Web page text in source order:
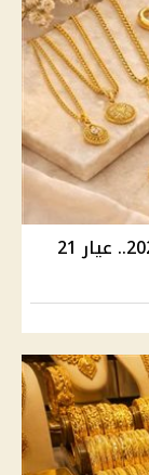
أسعار الذهب اليوم الخميس 30 يوليو 2026.. عيار 21